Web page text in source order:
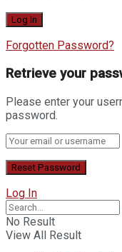
Forgotten Password?
Retrieve your
Please enter your
password.
Log In
No Result
View All Result